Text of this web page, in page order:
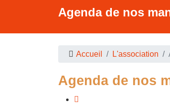
Agenda de nos
Accueil L'association
Agenda de nos